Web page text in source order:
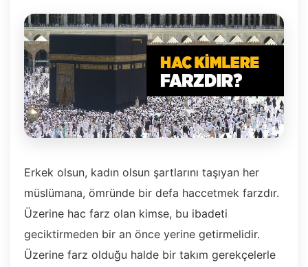
Erkek olsun, kadın olsun şartlarını taşıyan her
müslümana, ömründe bir defa haccetmek farzdır.
Üzerine hac farz olan kimse, bu ibadeti
geciktirmeden bir an önce yerine getirmelidir.
Üzerine farz olduğu halde bir takım gerekçelerle